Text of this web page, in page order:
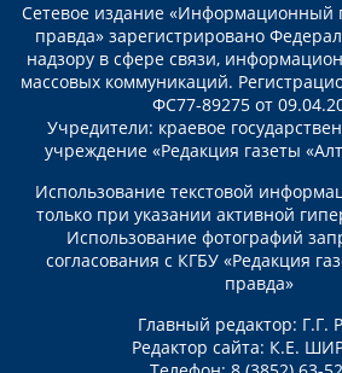
Сетевое издание «Информационный
правда» зарегистрировано
надзору в сфере связи,
массовых коммуникаций.
ФС77-89275 от
Учредители: краевое
учреждение «Редакция газеты
Использование текстовой
только при указании активной
Использование фотографий
согласования с КГБУ «Редакция
правда»
Главный редактор: Г.Г.
Редактор сайта: К.Е.